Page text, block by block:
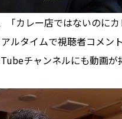
カレー店ではないのに
ルタイムで視聴者コメン
チャンネルにも動画が